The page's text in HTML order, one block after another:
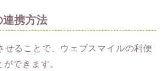
携方法
せることで、ウェブスマイルの利便
できます。